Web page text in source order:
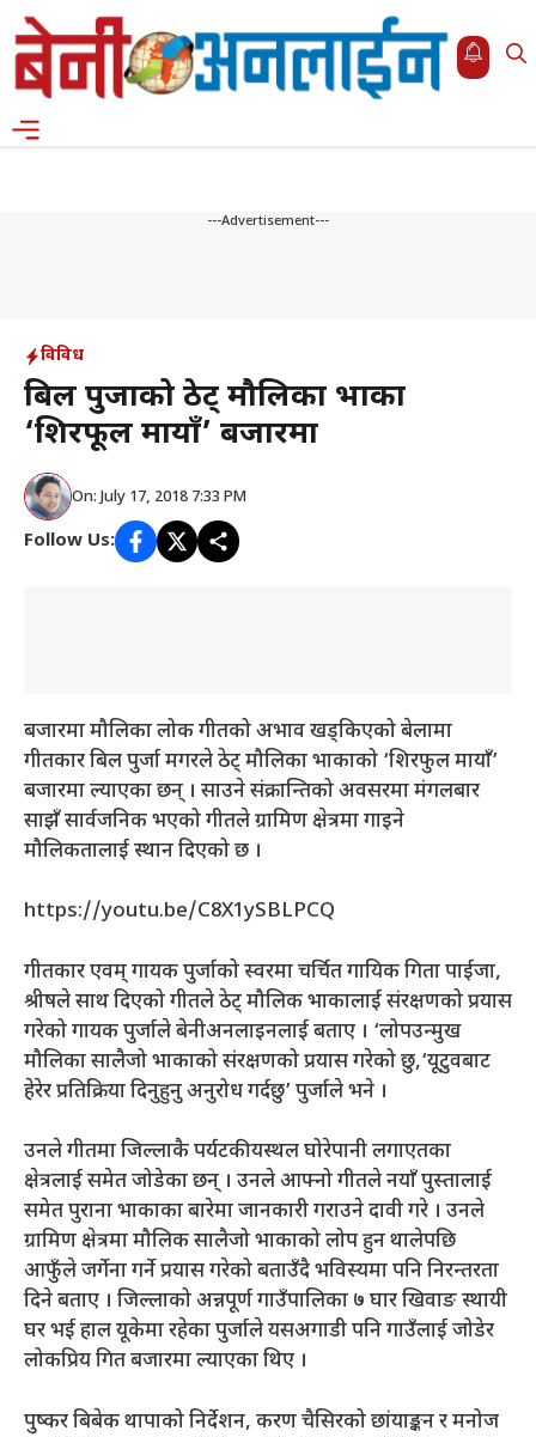
Skip
to
content
---Advertisement---
विविध
बिल पुर्जाको ठेट् मौलिका भाका
‘शिरफूल मायाँ’ बजारमा
On: July 17, 2018 7:33 PM
Follow Us:
बजारमा मौलिका लोक गीतको अभाव खड्किएको बेलामा
गीतकार बिल पुर्जा मगरले ठेट् मौलिका भाकाको ‘शिरफुल मायाँ’
बजारमा ल्याएका छन् । साउने संक्रान्तिको अवसरमा मंगलबार
साझँ सार्वजनिक भएको गीतले ग्रामिण क्षेत्रमा गाइने
मौलिकतालाई स्थान दिएको छ ।
https://youtu.be/C8X1ySBLPCQ
गीतकार एवम् गायक पुर्जाको स्वरमा चर्चित गायिक गिता पाईजा,
श्रीषले साथ दिएको गीतले ठेट् मौलिक भाकालाई संरक्षणको प्रयास
गरेको गायक पुर्जाले बेनीअनलाइनलाई बताए । ‘लोपउन्मुख
मौलिका सालैजो भाकाको संरक्षणको प्रयास गरेको छु,‘यूटुवबाट
हेरेर प्रतिक्रिया दिनुहुनु अनुरोध गर्दछु’ पुर्जाले भने ।
उनले गीतमा जिल्लाकै पर्यटकीयस्थल घोरेपानी लगाएतका
क्षेत्रलाई समेत जोडेका छन् । उनले आफ्नो गीतले नयाँ पुस्तालाई
समेत पुराना भाकाका बारेमा जानकारी गराउने दावी गरे । उनले
ग्रामिण क्षेत्रमा मौलिक सालैजो भाकाको लोप हुन थालेपछि
आफुँले जर्गेना गर्ने प्रयास गरेको बताउँदै भविस्यमा पनि निरन्तरता
दिने बताए । जिल्लाको अन्नपूर्ण गाउँपालिका ७ घार खिवाङ स्थायी
घर भई हाल यूकेमा रहेका पुर्जाले यसअगाडी पनि गाउँलाई जोडेर
लोकप्रिय गित बजारमा ल्याएका थिए ।
पुष्कर बिबेक थापाको निर्देशन, करण चैसिरको छांयाङ्कन र मनोज